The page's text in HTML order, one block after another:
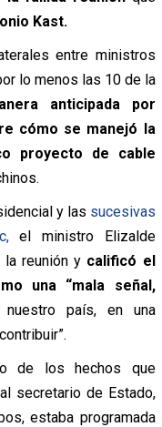
Kast.
entre ministros
lo menos las 10 de la
anticipada por
cómo se manejó la
proyecto de cable
y las sucesivas
el ministro Elizalde
la reunión y calificó el
una “mala señal,
país, en una
de los hechos que
secretario de Estado,
estaba programada